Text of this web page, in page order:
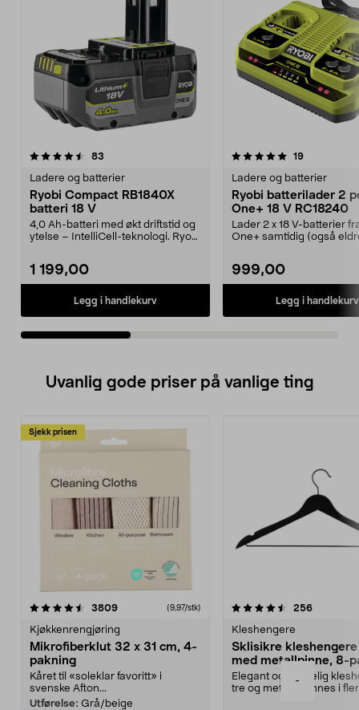
-
83
Ladere og batterier
Ryobi Compact RB1840X
batteri 18 V
4,0 Ah-batteri med økt driftstid og
ytelse – IntelliCell-teknologi. Ryobi
1 199,00
Legg i handlekurv
5.0av 5 stjerner 19anmeldelser
Ladere og batterier
Ryobi batterilader 2
One+ 18 V RC18240
Lader 2 x 18 V-batterier
One+ samtidig (også
999,00
Legg i handlekurv
4.5av 5 stjerner
Uvanlig gode priser på vanlige ting
Sjekk prisen
3809anmeldelser(9,97/stk)
Kjøkkenrengjøring
Mikrofiberklut 32 x 31 cm, 4-
pakning
Kåret til «soleklar favoritt» i
svenske Afton...
Utførelse: Grå/beige
4.5av 5 stjerner 256
Kleshengere
Sklisikre
med metallpinne, 8-
Elegant og skikkelig
tre og metall – finnes i
4.5av 5 stjerner